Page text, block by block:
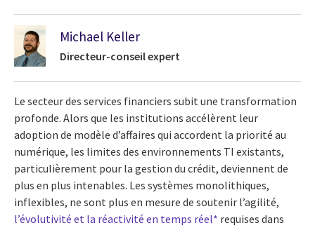
Michael Keller
Directeur-conseil expert
Le secteur des services financiers subit une transformation
profonde. Alors que les institutions accélèrent leur
adoption de modèle d’affaires qui accordent la priorité au
numérique, les limites des environnements TI existants,
particulièrement pour la gestion du crédit, deviennent de
plus en plus intenables. Les systèmes monolithiques,
inflexibles, ne sont plus en mesure de soutenir l’agilité,
l’évolutivité et la réactivité en temps réel* requises dans